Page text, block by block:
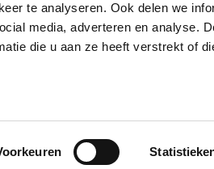
te analyseren. Ook delen we
media, adverteren en analyse.
die u aan ze heeft verstrekt of
OWC
- Theme by Shopmonkey